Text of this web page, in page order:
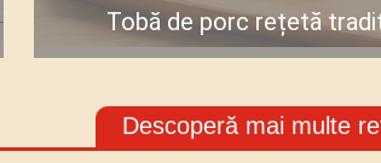
Tobă de porc rețetă
Descoperă mai multe